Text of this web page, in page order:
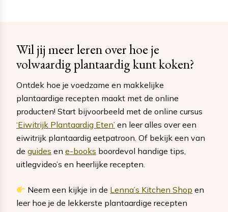
Wil jij meer leren over hoe je
volwaardig plantaardig kunt koken?
Ontdek hoe je voedzame en makkelijke
plantaardige recepten maakt met de online
producten! Start bijvoorbeeld met de online cursus
‘Eiwitrijk Plantaardig Eten’ en leer alles over een
eiwitrijk plantaardig eetpatroon. Of bekijk een van
de guides en e-books boordevol handige tips,
uitlegvideo’s en heerlijke recepten.
Neem een kijkje in de Lenna’s Kitchen Shop en
leer hoe je de lekkerste plantaardige recepten